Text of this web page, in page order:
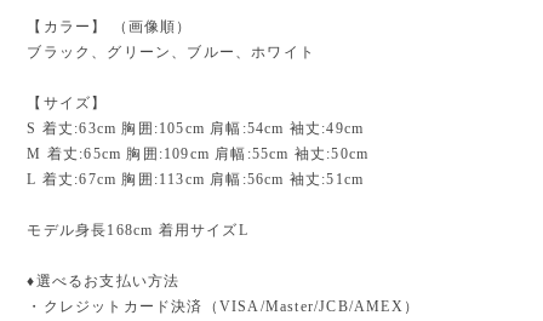
【カラー】 （画像順）
ブラック、グリーン、ブルー、ホワイト
【サイズ】
S 着丈:63cm 胸囲:105cm 肩幅:54cm 袖丈:49cm
M 着丈:65cm 胸囲:109cm 肩幅:55cm 袖丈:50cm
L 着丈:67cm 胸囲:113cm 肩幅:56cm 袖丈:51cm
モデル身長168cm 着用サイズL
♦︎選べるお支払い方法
・クレジットカード決済（VISA/Master/JCB/AMEX）